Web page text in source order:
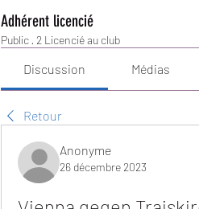
Adhérent licencié
Public · 2 Licencié au club
Discussion Médias
Retour
Anonyme
26 décembre 2023